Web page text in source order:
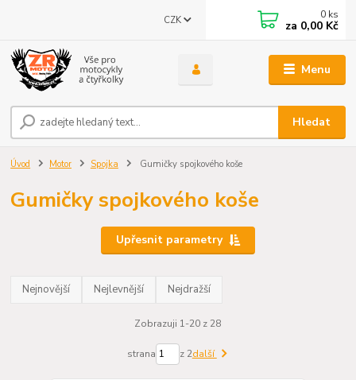
Menu
CZK
Hledat
0 ks
za 0,00 Kč
Úvod Motor Spojka Gumičky spojkového koše
Gumičky spojkového koše
Upřesnit parametry
Nejnovější Nejlevnější Nejdražší
Zobrazuji 1-20 z 28
strana z 2další